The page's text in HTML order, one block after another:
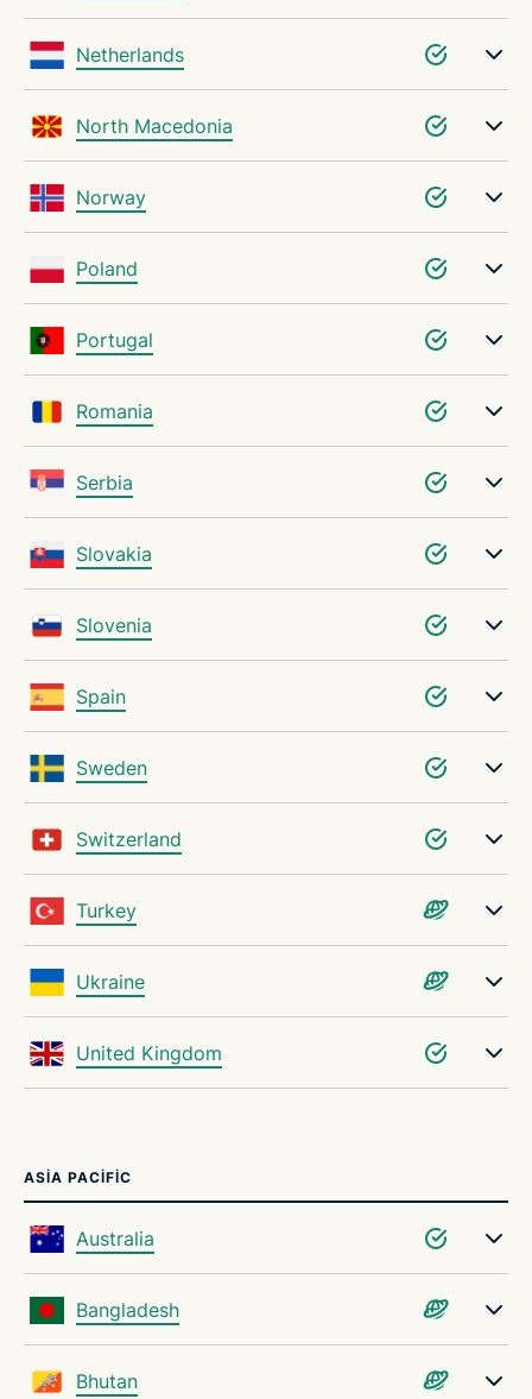
Netherlands
North Macedonia
Norway
Poland
Portugal
Romania
Serbia
Slovakia
Slovenia
Spain
Sweden
Switzerland
Turkey
Ukraine
United Kingdom
ASIA PACIFIC
Australia
Bangladesh
Bhutan